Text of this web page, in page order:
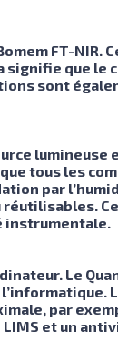
FT-NIR.
que le
sont
lumineuse
tous les
par
instrumentale.
Le
par
et un